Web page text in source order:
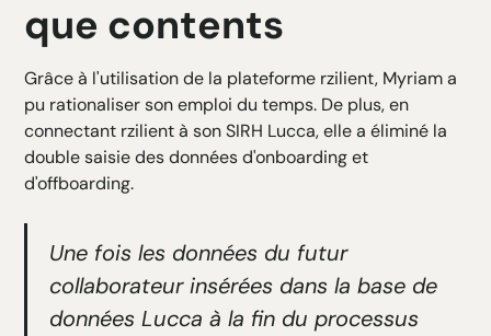
que contents
Grâce à l'utilisation de la plateforme rzilient, Myriam a
pu rationaliser son emploi du temps. De plus, en
connectant rzilient à son SIRH Lucca, elle a éliminé la
double saisie des données d'onboarding et
d'offboarding.
Une fois les données du futur
collaborateur insérées dans la base de
données Lucca à la fin du processus